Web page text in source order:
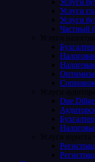
Услуги
Услуги
Частный
Услуги
Услуги аудитора
Due
Услуги юриста